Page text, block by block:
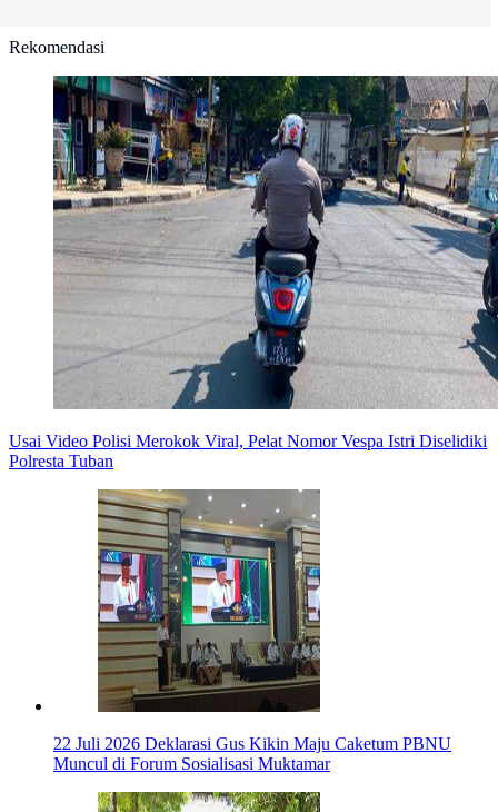
Rekomendasi
Usai Video Polisi Merokok Viral, Pelat Nomor Vespa Istri Diselidiki
Polresta Tuban
22 Juli 2026 Deklarasi Gus Kikin Maju Caketum PBNU
Muncul di Forum Sosialisasi Muktamar